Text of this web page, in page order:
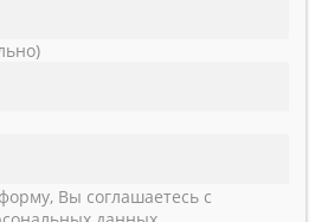
Вы соглашаетесь с